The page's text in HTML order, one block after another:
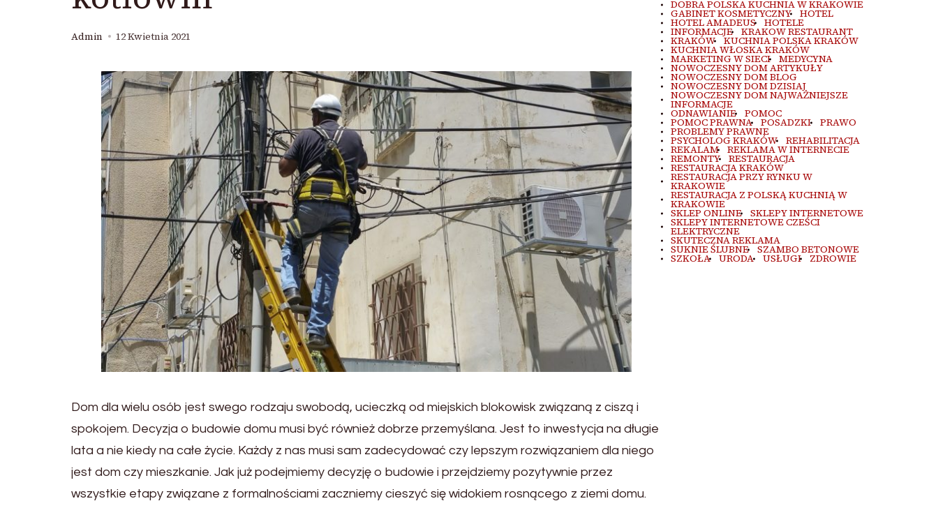
Admin 12 Kwietnia 2021
Dom dla wielu osób jest swego rodzaju swobodą, ucieczką od miejskich blokowisk związaną z ciszą i
spokojem. Decyzja o budowie domu musi być również dobrze przemyślana. Jest to inwestycja na długie
lata a nie kiedy na całe życie. Każdy z nas musi sam zadecydować czy lepszym rozwiązaniem dla niego
jest dom czy mieszkanie. Jak już podejmiemy decyzję o budowie i przejdziemy pozytywnie przez
wszystkie etapy związane z formalnościami zaczniemy cieszyć się widokiem rosnącego z ziemi domu.
DOBRA POLSKA KUCHNIA W KRAKOWIE
GABINET KOSMETYCZNY HOTEL
HOTEL AMADEUS HOTELE
INFORMACJE KRAKOW RESTAURANT
KRAKÓW KUCHNIA POLSKA KRAKÓW
KUCHNIA WŁOSKA KRAKÓW
MARKETING W SIECI MEDYCYNA
NOWOCZESNY DOM ARTYKUŁY
NOWOCZESNY DOM BLOG
NOWOCZESNY DOM DZISIAJ
NOWOCZESNY DOM NAJWAŻNIEJSZE
INFORMACJE
ODNAWIANIE POMOC
POMOC PRAWNA POSADZKI PRAWO
PROBLEMY PRAWNE
PSYCHOLOG KRAKÓW REHABILITACJA
REKALAM REKLAMA W INTERNECIE
REMONTY RESTAURACJA
RESTAURACJA KRAKÓW
RESTAURACJA PRZY RYNKU W
KRAKOWIE
RESTAURACJA Z POLSKĄ KUCHNIĄ W
KRAKOWIE
SKLEP ONLINE SKLEPY INTERNETOWE
SKLEPY INTERNETOWE CZEŚCI
ELEKTRYCZNE
SKUTECZNA REKLAMA
SUKNIE ŚLUBNE SZAMBO BETONOWE
SZKOŁA URODA USŁUGI ZDROWIE